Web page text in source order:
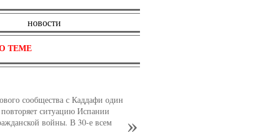
новости
ТЕМЕ
сообщества с Каддафи один
ситуацию Испании
войны. В 30-е всем